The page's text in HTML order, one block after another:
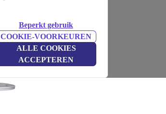
Beperkt gebruik
COOKIE-VOORKEUREN
ALLE COOKIES
ACCEPTEREN